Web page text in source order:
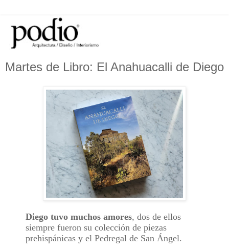
Martes de Libro: El Anahuacalli de Diego
Diego tuvo muchos amores, dos de ellos
siempre fueron su colección de piezas
prehispánicas y el Pedregal de San Ángel.